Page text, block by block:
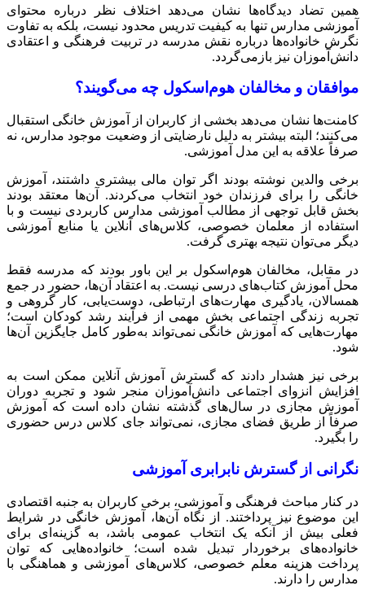
همین تضاد دیدگاه‌ها نشان می‌دهد اختلاف نظر درباره محتوای
آموزشی مدارس تنها به کیفیت تدریس محدود نیست، بلکه به تفاوت
نگرش خانواده‌ها درباره نقش مدرسه در تربیت فرهنگی و اعتقادی
دانش‌آموزان نیز بازمی‌گردد.
موافقان و مخالفان هوم‌اسکول چه می‌گویند؟
کامنت‌ها نشان می‌دهد بخشی از کاربران از آموزش خانگی استقبال
می‌کنند؛ البته بیشتر به دلیل نارضایتی از وضعیت موجود مدارس، نه
صرفاً علاقه به این مدل آموزشی.
برخی والدین نوشته بودند اگر توان مالی بیشتری داشتند، آموزش
خانگی را برای فرزندان خود انتخاب می‌کردند. آن‌ها معتقد بودند
بخش قابل توجهی از مطالب آموزشی مدارس کاربردی نیست و با
استفاده از معلمان خصوصی، کلاس‌های آنلاین یا منابع آموزشی
دیگر می‌توان نتیجه بهتری گرفت.
در مقابل، مخالفان هوم‌اسکول بر این باور بودند که مدرسه فقط
محل آموزش کتاب‌های درسی نیست. به اعتقاد آن‌ها، حضور در جمع
همسالان، یادگیری مهارت‌های ارتباطی، دوست‌یابی، کار گروهی و
تجربه زندگی اجتماعی بخش مهمی از فرآیند رشد کودکان است؛
مهارت‌هایی که آموزش خانگی نمی‌تواند به‌طور کامل جایگزین آن‌ها
شود.
برخی نیز هشدار دادند که گسترش آموزش آنلاین ممکن است به
افزایش انزوای اجتماعی دانش‌آموزان منجر شود و تجربه دوران
آموزش مجازی در سال‌های گذشته نشان داده است که آموزش
صرفاً از طریق فضای مجازی، نمی‌تواند جای کلاس درس حضوری
را بگیرد.
نگرانی از گسترش نابرابری آموزشی
در کنار مباحث فرهنگی و آموزشی، برخی کاربران به جنبه اقتصادی
این موضوع نیز پرداختند. از نگاه آن‌ها، آموزش خانگی در شرایط
فعلی بیش از آنکه یک انتخاب عمومی باشد، به گزینه‌ای برای
خانواده‌های برخوردار تبدیل شده است؛ خانواده‌هایی که توان
پرداخت هزینه معلم خصوصی، کلاس‌های آموزشی و هماهنگی با
مدارس را دارند.